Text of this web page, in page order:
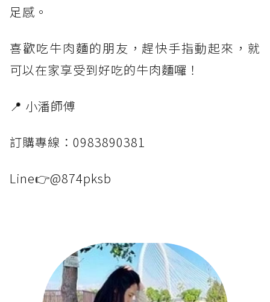
足感。
喜歡吃牛肉麵的朋友，趕快手指動起來，就
可以在家享受到好吃的牛肉麵囉！
📍 小潘師傅
訂購專線：0983890381
Line👉@874pksb